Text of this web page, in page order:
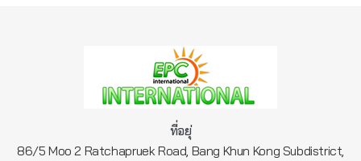
ที่อยุ่
86/5 Moo 2 Ratchapruek Road, Bang Khun Kong Subdistrict,